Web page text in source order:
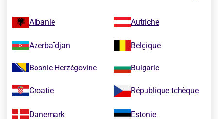
Albanie Autriche
Azerbaïdjan Belgique
Bosnie-Herzégovine Bulgarie
Croatie République tchèque
Danemark Estonie